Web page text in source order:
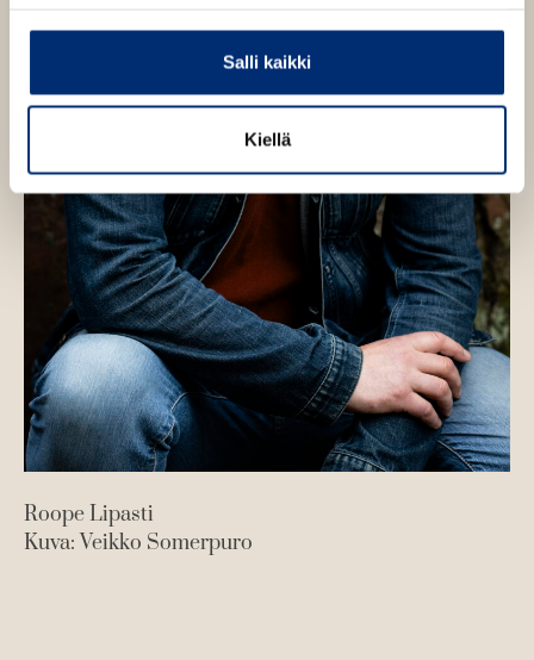
Salli kaikki
Kiellä
Roope Lipasti
Kuva: Veikko Somerpuro